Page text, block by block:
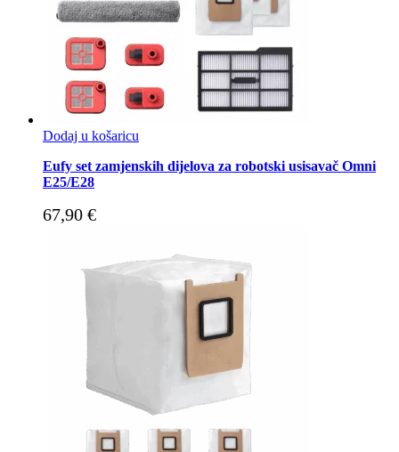
Dodaj u košaricu
Eufy set zamjenskih dijelova za robotski usisavač Omni
E25/E28
67,90 €